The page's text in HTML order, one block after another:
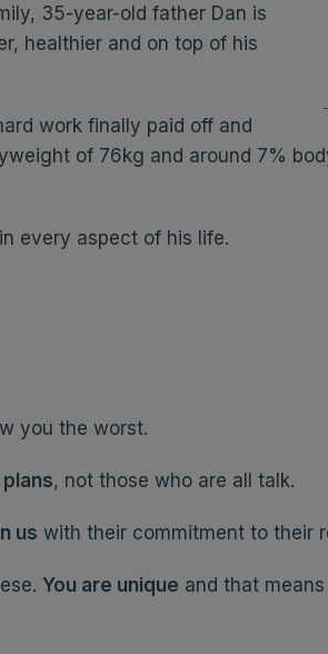
35-year-old father Dan is
healthier and on top of his
work finally paid off and
of 76kg and around 7%
every aspect of his life.
you the worst.
, not those who are all talk.
us with their commitment to their
You are unique and that